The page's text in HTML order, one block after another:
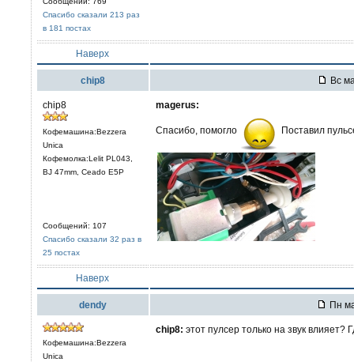
Спасибо сказали 213 раз
в 181 постах
Наверх
chip8 Вс
chip8
Кофемашина:Bezzera
Unica
Кофемолка:Lelit PL043,
BJ 47mm, Ceado E5P
Сообщений: 107
Спасибо сказали 32 раз в
25 постах
magerus:
Спасибо, помогло Поставил
Наверх
dendy Пн
Кофемашина:Bezzera
Unica
chip8: этот пулсер только на звук влияет?